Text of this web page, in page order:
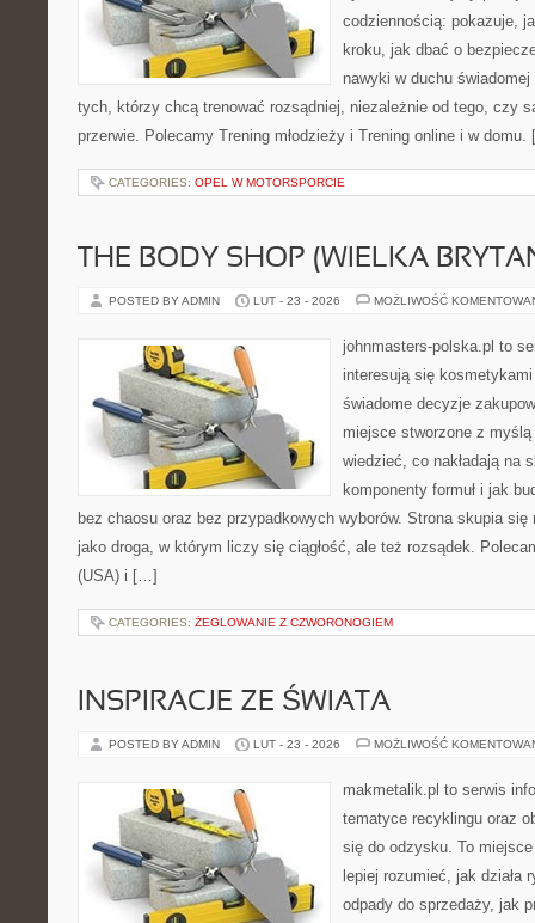
codziennością: pokazuje,
kroku, jak dbać o
nawyki w duchu
tych, którzy chcą trenować rozsądniej, niezależnie od tego, czy
przerwie. Polecamy Trening młodzieży i Trening online i w
CATEGORIES: OPEL W MOTORSPORCIE
THE BODY SHOP (WIELKA
POSTED BY ADMIN LUT - 23 - 2026 MOŻLIWOŚĆ
johnmasters-polska.pl to
interesują się
świadome decyzje
miejsce stworzone z
wiedzieć, co nakładają na
komponenty formuł i jak
bez chaosu oraz bez przypadkowych wyborów. Strona skupia się
jako droga, w którym liczy się ciągłość, ale też rozsądek.
(USA) i […]
CATEGORIES: ŻEGLOWANIE Z CZWORONOGIEM
INSPIRACJE ZE ŚWIATA
POSTED BY ADMIN LUT - 23 - 2026 MOŻLIWOŚĆ
makmetalik.pl to serwis
tematyce recyklingu oraz
się do odzysku. To
lepiej rozumieć, jak działa
odpady do sprzedaży, jak